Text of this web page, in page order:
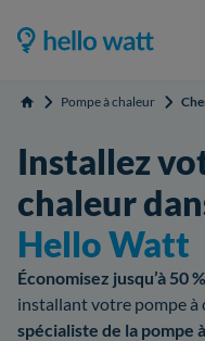
Accueil Pompe à chaleur
Installez
chaleur
Hello Watt
Économisez jusqu’à 50 %
installant votre pompe à
spécialiste de la pompe